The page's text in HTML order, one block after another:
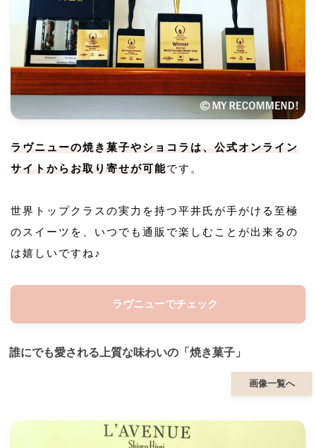
ラヴニューの焼き菓子やショコラは、公式オンライン
サイトからお取り寄せが可能です。
世界トップクラスの実力を持つ平井氏が手がける至極
のスイーツを、いつでも通販で楽しむことが出来るの
は嬉しいですね♪
ラヴニューでチェック
誰にでも愛される上質な味わいの「焼き菓子」
画像一覧へ